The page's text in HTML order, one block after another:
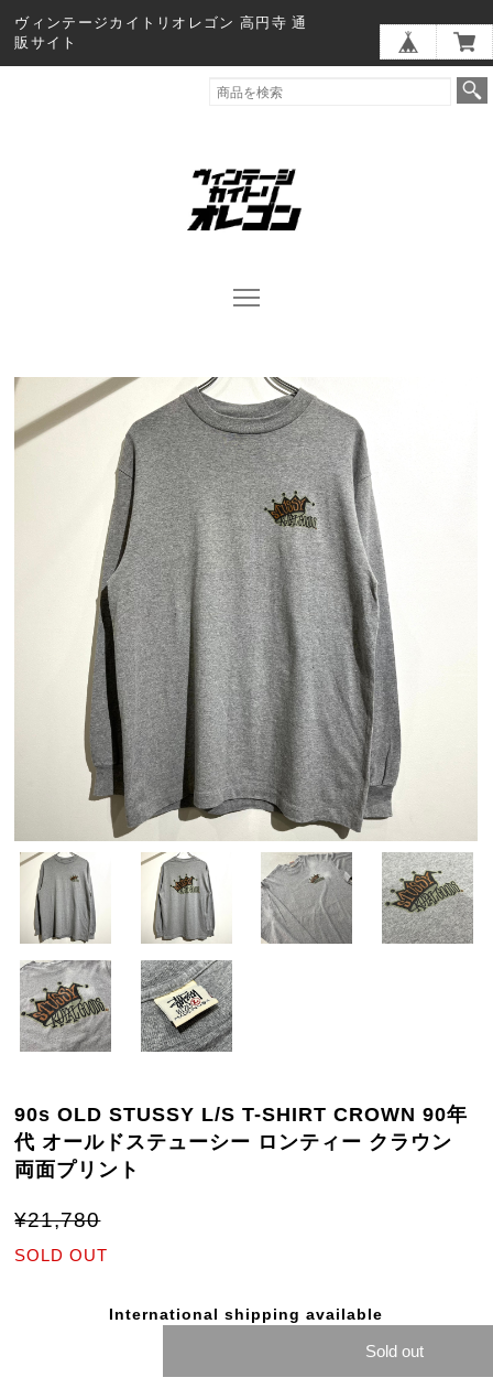
ヴィンテージカイトリオレゴン 高円寺 通
販サイト
90s OLD STUSSY L/S T-SHIRT CROWN 90年
代 オールドステューシー ロンティー クラウン
両面プリント
¥21,780
SOLD OUT
International shipping available
Sold out